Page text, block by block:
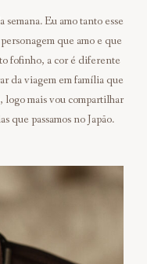
Eu amo tanto esse
que amo e que
fofinho, a cor é diferente
da viagem em família que
logo mais vou compartilhar
que passamos no Japão.